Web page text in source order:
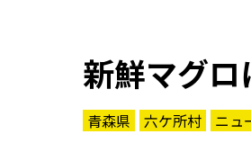
新鮮マグ
青森県 六ケ所村 ニュ